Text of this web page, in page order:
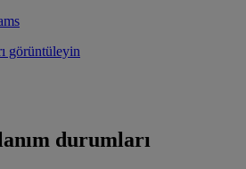
görüntüleyin
durumları